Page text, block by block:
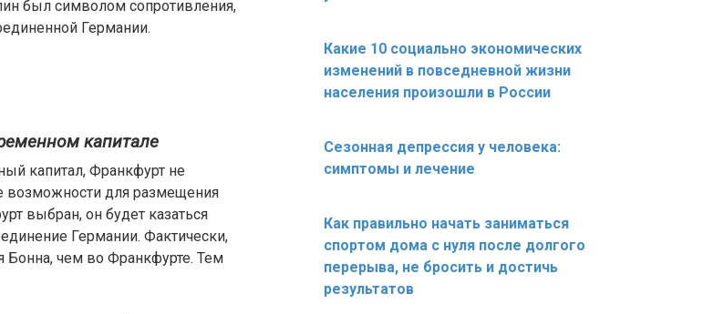
был символом сопротивления,
Германии.
капитале
капитал, Франкфурт не
возможности для размещения
выбран, он будет казаться
Германии. Фактически,
чем во Франкфурте. Тем
Какие 10 социально экономических
изменений в повседневной жизни
населения произошли в России
Сезонная депрессия у человека:
симптомы и лечение
Как правильно начать заниматься
спортом дома с нуля после долгого
перерыва, не бросить и достичь
результатов